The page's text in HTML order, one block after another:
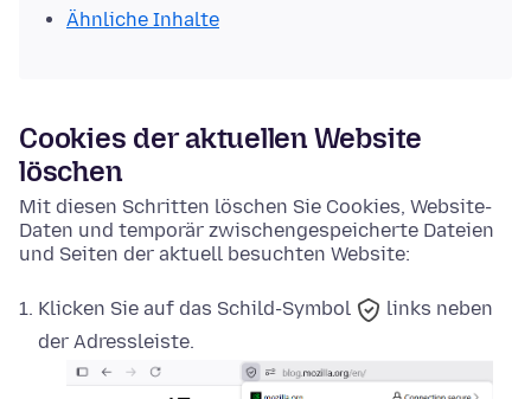
Ähnliche Inhalte
Cookies der aktuellen Website
löschen
Mit diesen Schritten löschen Sie Cookies, Website-
Daten und temporär zwischengespeicherte Dateien
und Seiten der aktuell besuchten Website:
Klicken Sie auf das Schild-Symbol
links neben
der Adressleiste.